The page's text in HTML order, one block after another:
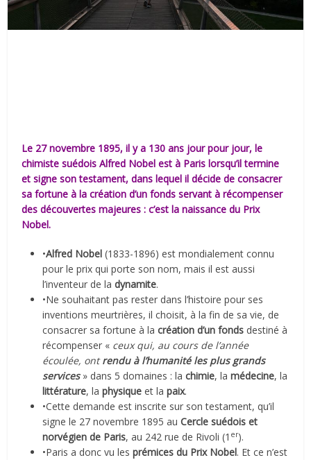
Le 27 novembre 1895, il y a 130 ans jour pour jour, le
chimiste suédois Alfred Nobel est à Paris lorsqu’il termine
et signe son testament, dans lequel il décide de consacrer
sa fortune à la création d’un fonds servant à récompenser
des découvertes majeures : c’est la naissance du Prix
Nobel.
•Alfred Nobel(1833-1896) est mondialement connu
pour le prix qui porte son nom, mais il est aussi
l’inventeur de ladynamite.
•Ne souhaitant pas rester dans l’histoire pour ses
inventions meurtrières, il choisit, à la fin de sa vie, de
consacrer sa fortune à lacréation d’un fonds destiné à
récompenser « ceux qui, au cours de l’année
écoulée, ontrendu à l’humanité les plus grands
services» dans 5 domaines : lachimie, lamédecine, la
littérature, laphysique et lapaix.
•Cette demande est inscrite sur son testament, qu’il
signe le 27 novembre 1895 auCercle suédois et
norvégien de Paris, au 242 rue de Rivoli (1 er).
•Paris a donc vu les prémices du Prix Nobel. Et ce n’est